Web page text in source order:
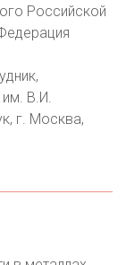
Российской
им. В.И.
г. Москва,